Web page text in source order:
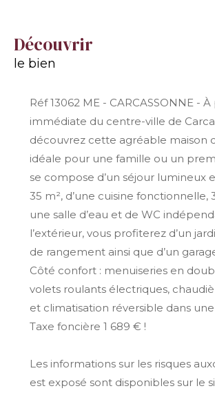
découvrir
le bien
Réf 13062 ME - CARCASSONNE -
immédiate du centre-ville de
découvrez cette agréable maison
idéale pour une famille ou un
se compose d’un séjour lumineux
35 m², d’une cuisine fonctionnelle,
une salle d’eau et de WC
l’extérieur, vous profiterez d’un
de rangement ainsi que d’un
Côté confort : menuiseries en
volets roulants électriques,
et climatisation réversible dans
Taxe foncière 1 689 € !
Les informations sur les risques
est exposé sont disponibles sur le